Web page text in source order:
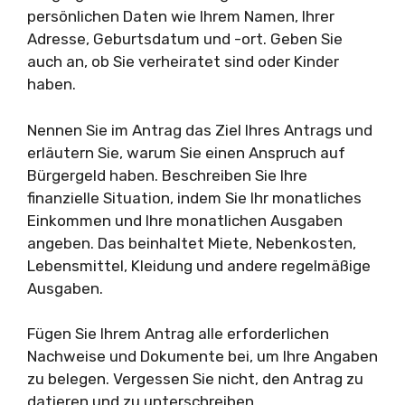
persönlichen Daten wie Ihrem Namen, Ihrer
Adresse, Geburtsdatum und -ort. Geben Sie
auch an, ob Sie verheiratet sind oder Kinder
haben.
Nennen Sie im Antrag das Ziel Ihres Antrags und
erläutern Sie, warum Sie einen Anspruch auf
Bürgergeld haben. Beschreiben Sie Ihre
finanzielle Situation, indem Sie Ihr monatliches
Einkommen und Ihre monatlichen Ausgaben
angeben. Das beinhaltet Miete, Nebenkosten,
Lebensmittel, Kleidung und andere regelmäßige
Ausgaben.
Fügen Sie Ihrem Antrag alle erforderlichen
Nachweise und Dokumente bei, um Ihre Angaben
zu belegen. Vergessen Sie nicht, den Antrag zu
datieren und zu unterschreiben.